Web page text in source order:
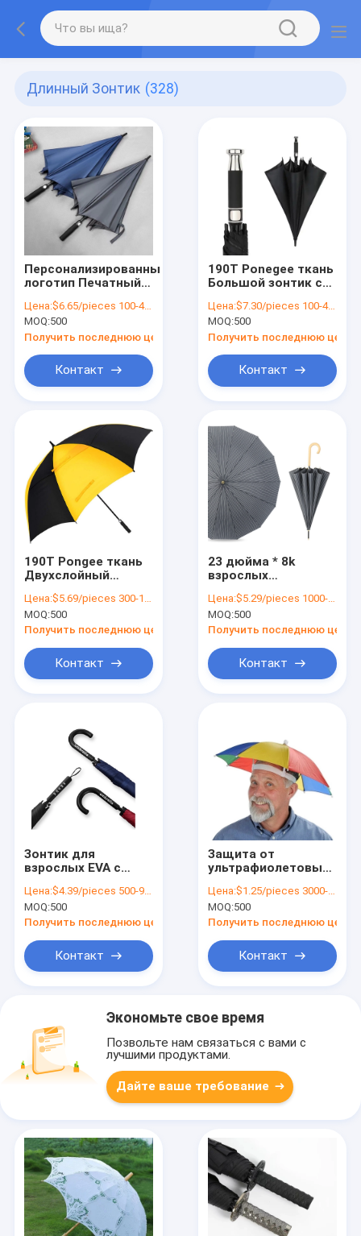
Длинный Зонтик (328)
Персонализированный
логотип Печатный
ветроустойчивый
легкий роскошный
бизнес зонтик с
ручкой EVA
Цена:$6.65/pieces 100-499 pieces
MOQ:500
Получить последнюю цену
Контакт
190T Ponegee ткань
Большой зонтик с
логотипом
напечатанный и
автоматический
анти-UV
Цена:$7.30/pieces 100-499 pieces
MOQ:500
Получить последнюю цену
Контакт
190T Pongee ткань
Двухслойный
для большого и
длинного покрытия
в дождливые дни
Цена:$5.69/pieces 300-1999 pieces
MOQ:500
Получить последнюю цену
Контакт
23 дюйма * 8k
взрослых
с простым
минималистическим
дизайном и
печатью
Цена:$5.29/pieces 1000-1999 pieces
MOQ:500
Получить последнюю цену
Контакт
Зонтик для
взрослых EVA с
ручкой с
пользовательским
логотипом от YLF
Цена:$4.39/pieces 500-999 pieces
MOQ:500
Получить последнюю цену
Контакт
Защита от
ультрафиолетовых
Custom Logo
Printing Head Hat
Shape Umbrella для
Цена:$1.25/pieces 3000-19999 pieces
MOQ:500
Получить последнюю цену
Контакт
Экономьте свое время
Позвольте нам связаться с вами с
лучшими продуктами.
Дайте ваше требование